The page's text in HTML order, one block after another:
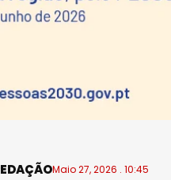
Maio 27, 2026 . 10:45